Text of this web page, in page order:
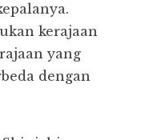
kerajaan
yang
dengan